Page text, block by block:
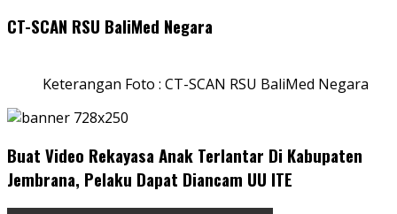
CT-SCAN RSU BaliMed Negara
Keterangan Foto : CT-SCAN RSU BaliMed Negara
Buat Video Rekayasa Anak Terlantar Di Kabupaten
Jembrana, Pelaku Dapat Diancam UU ITE